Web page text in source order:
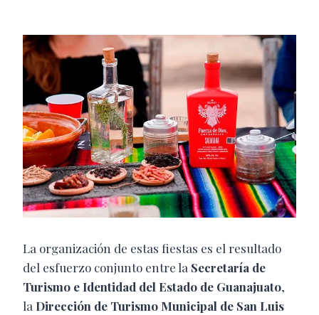
La organización de estas fiestas es el resultado
del esfuerzo conjunto entre la Secretaría de
Turismo e Identidad del Estado de Guanajuato,
la Dirección de Turismo Municipal de San Luis